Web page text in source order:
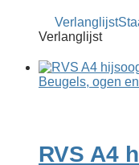
Verlanglijst
Verlanglijst
Beugels, ogen
RVS A4